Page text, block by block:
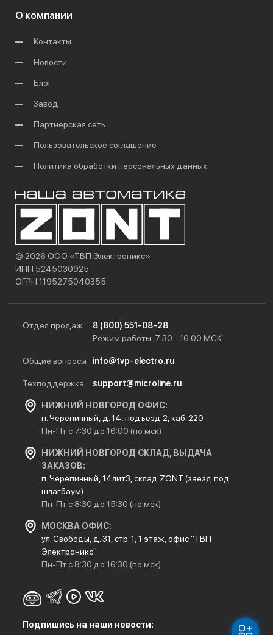
О компании
Контакты
Новости
Блог
Завод
Партнерская сеть
Пользовательское соглашение
Политика обработки персональных данных
© 2026 ООО «ТВП Электроникс»
ИНН 5245030925
ОГРН 1195275040355
Отдел продаж
8 (800) 551-08-28
Режим работы: 7:30 - 16:00 МСК
Общие вопросы info@tvp-electro.ru
Техподдержка support@microline.ru
НИЖНИЙ НОВГОРОД ОФИС:
п. Черепичный, д. 14, подъезд 2, каб. 220
Пн-Пт с 7:30 до 16:00 (по мск)
НИЖНИЙ НОВГОРОД СКЛАД, ВЫДАЧА
ЗАКАЗОВ:
п. Черепичный, 14лит3, склад ZONT (заезд под
шлагбаум)
Пн-Пт с 8:30 до 15:30 (по мск)
МОСКВА ОФИС:
ул. Свободы, д. 31, стр. 1, 1 этаж, офис "ТВП
Электроникс"
Пн-Пт с 8:30 до 16:30 (по мск)
Подпишись на наши новости: